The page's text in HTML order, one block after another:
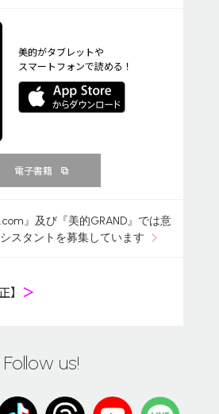
美的がタブレットや
スマートフォンで読める！
電子書籍
』及び『美的GRAND』では意
スタントを募集しています
】 ＞
Follow us!